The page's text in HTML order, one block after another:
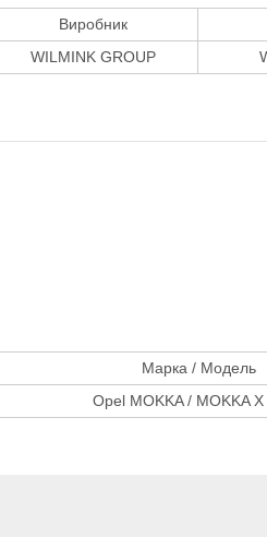
Виробник
WILMINK GROUP
Марка / Модель
Opel MOKKA / MOKKA